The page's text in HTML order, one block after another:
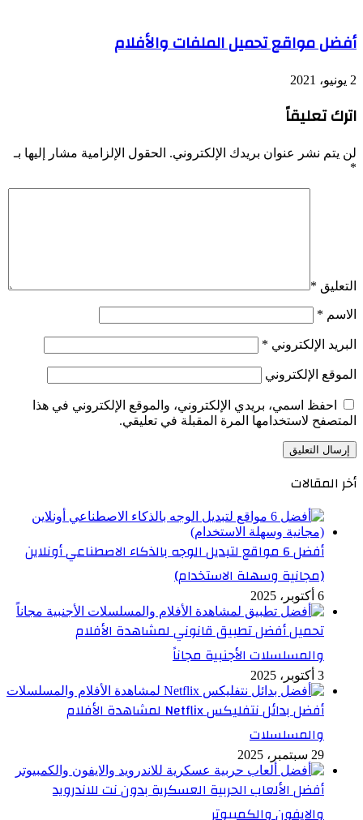
أفضل مواقع تحميل الملفات والأفلام
2 يونيو، 2021
اترك تعليقاً
لن يتم نشر عنوان بريدك الإلكتروني. الحقول الإلزامية مشار إليها بـ
*
التعليق *
الاسم *
البريد الإلكتروني *
الموقع الإلكتروني
احفظ اسمي، بريدي الإلكتروني، والموقع الإلكتروني في هذا
المتصفح لاستخدامها المرة المقبلة في تعليقي.
أخر المقالات
أفضل 6 مواقع لتبديل الوجه بالذكاء الاصطناعي أونلاين
(مجانية وسهلة الاستخدام)
6 أكتوبر، 2025
تحميل أفضل تطبيق قانوني لمشاهدة الأفلام
والمسلسلات الأجنبية مجاناً
3 أكتوبر، 2025
أفضل بدائل نتفليكس Netflix لمشاهدة الأفلام
والمسلسلات
29 سبتمبر، 2025
أفضل الألعاب الحربية العسكرية بدون نت للاندرويد
والايفون والكمبيوتر